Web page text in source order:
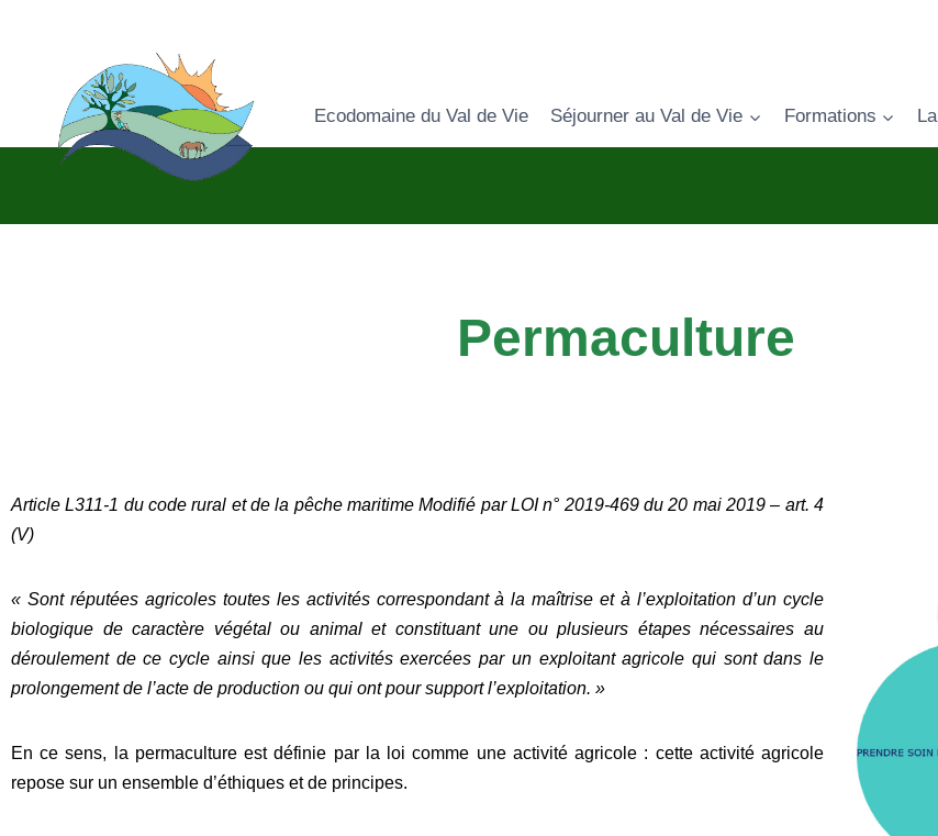
Ecodomaine du Val de Vie Séjourner au Val de Vie Formations
Permaculture
Article L311-1 du code rural et de la pêche maritimeModifié par LOI n° 2019-469 du 20 mai 2019 – art. 4
(V)
« Sont réputées agricoles toutes les activités correspondant à la maîtrise et à l’exploitation d’un cycle
biologique de caractère végétal ou animal et constituant une ou plusieurs étapes nécessaires au
déroulement de ce cycle ainsi que les activités exercées par un exploitant agricole qui sont dans le
prolongement de l’acte de production ou qui ont pour support l’exploitation. »
En ce sens, la permaculture est définie par la loi comme une activité agricole : cette activité agricole
repose sur un ensemble d’éthiques et de principes.